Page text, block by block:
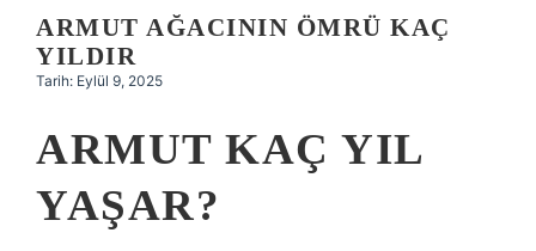
Hakkımızda
ARMUT AĞACININ ÖMRÜ KAÇ
YILDIR
Tarih: Eylül 9, 2025
ARMUT KAÇ YIL
YAŞAR?